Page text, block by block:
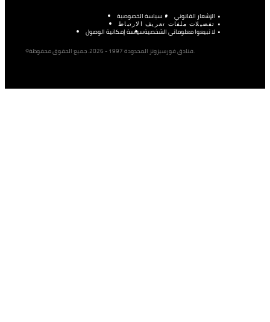
الإشعار القانوني سياسة الخصوصية
تفضيلات ملفات تعريف الارتباط
لا تبيعوا معلوماتي الشخصيةسياسة إمكانية الوصول
©فنادق فورسيزونز المحدودة 1997 - 2026. جميع الحقوق محفوظة.